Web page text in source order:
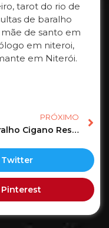
tarot do rio de
de baralho
de santo em
em niteroi,
em Niterói.
PRÓXIMO
O Baralho Cigano Responde o Tarot Revela as Previsões para sua vida amorosa! #tarot #tarotdoamor 10
Twitter
Pinterest